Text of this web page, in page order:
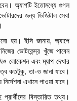
অ্যাপটি ইতোমধ্যে গুগল
জন্য ডিজিটাল সেবা
।
হয়। ইসি জানায়,অ্যাপে
নিজের ভোটকেন্দ্র খুঁজে পাবেন
লোকেশন এবং ম্যাপ দেখার
কতটুকু,তা-ও জানা যাবে।
নির্দেশনা এখানে পাওয়া যাবে।
প্রার্থীদের বিস্তারিত তথ্য।